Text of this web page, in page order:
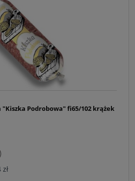
Podrobowa" fi65/102 krążek